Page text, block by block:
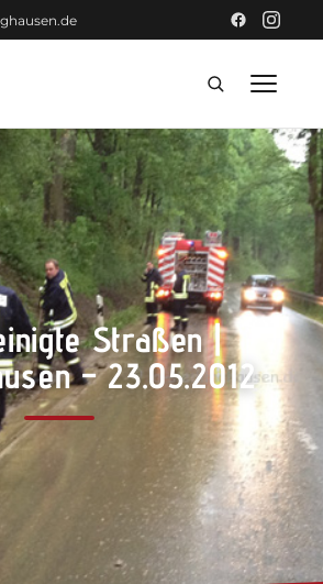
Straßen |
– 23.05.2012